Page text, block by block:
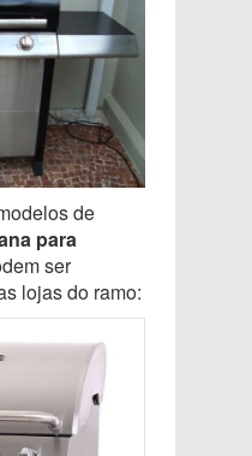
de
para
ser
lojas do ramo: